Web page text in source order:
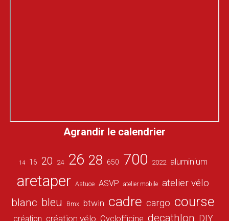
Agrandir le calendrier
14 16 20 24 26 28 650 700 2022 aluminium
aretaper Astuce ASVP atelier mobile atelier vélo
blanc bleu Bmx btwin cadre cargo course
création création vélo Cyclofficine decathlon DIY